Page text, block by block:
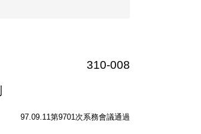
310-008
97.09.11 第9701次系務會議通過